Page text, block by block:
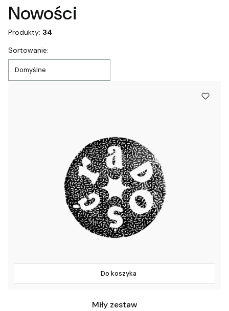
Nowości
Produkty: 34
Lista produktów
Sortowanie:
Domyślne
Do koszyka
Miły zestaw